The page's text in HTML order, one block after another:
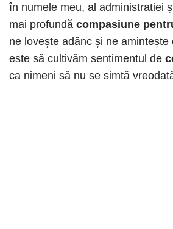
în numele meu, al administrației
mai profundă compasiune
ne lovește adânc și ne amintește
este să cultivăm sentimentul de
ca nimeni să nu se simtă